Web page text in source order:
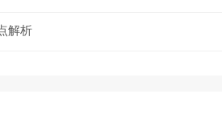
解析